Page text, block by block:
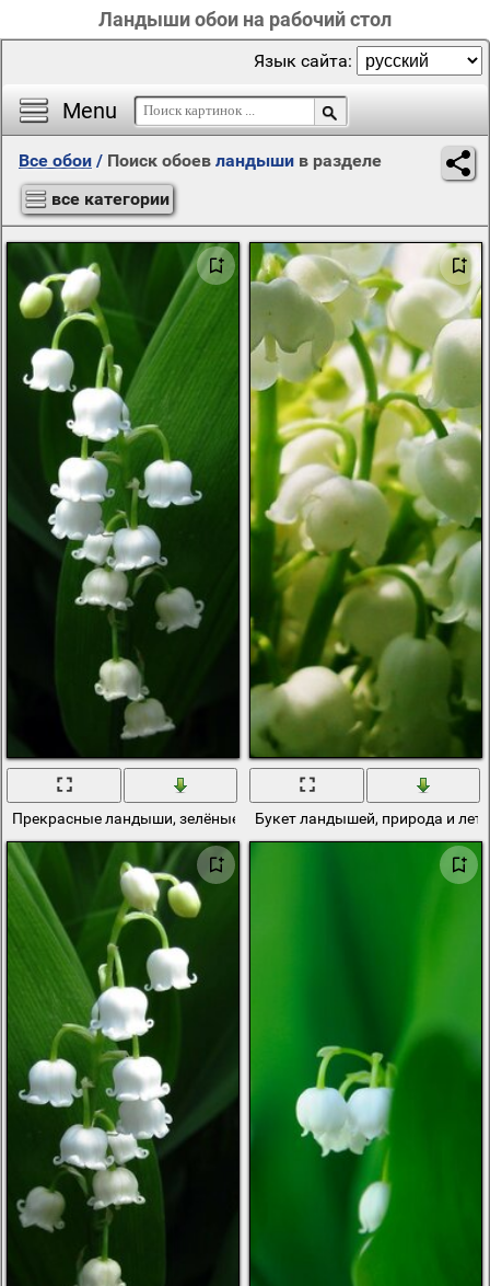
Ландыши обои на рабочий стол
Menu
Язык сайта:
Все обои / Поиск обоев ландыши в разделе
все категории
Прекрасные ландыши, зелёные листьяБукет ландышей, природа и